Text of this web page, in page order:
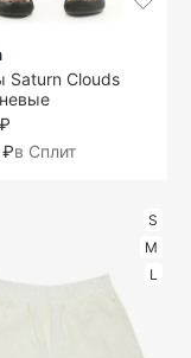
Saturn Clouds
в Сплит
S
M
L